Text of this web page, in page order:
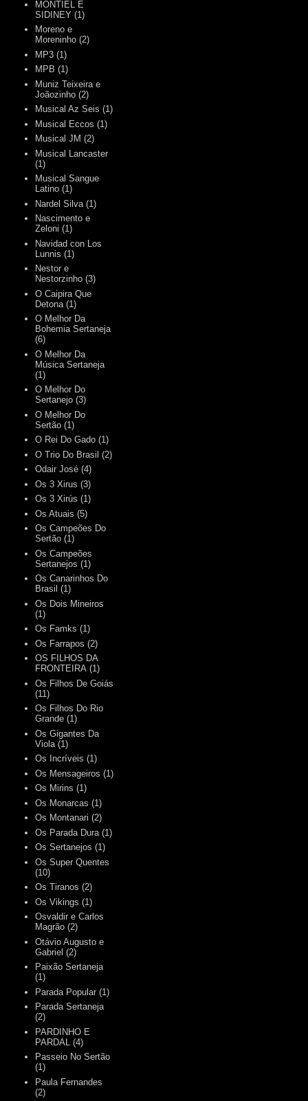
MONTIEL E
SIDINEY (1)
Moreno e
Moreninho (2)
MP3 (1)
MPB (1)
Muniz Teixeira e
Joãozinho (2)
Musical Az Seis (1)
Musical Eccos (1)
Musical JM (2)
Musical Lancaster
(1)
Musical Sangue
Latino (1)
Nardel Silva (1)
Nascimento e
Zeloni (1)
Navidad con Los
Lunnis (1)
Nestor e
Nestorzinho (3)
O Caipira Que
Detona (1)
O Melhor Da
Bohemia Sertaneja
(6)
O Melhor Da
Música Sertaneja
(1)
O Melhor Do
Sertanejo (3)
O Melhor Do
Sertão (1)
O Rei Do Gado (1)
O Trio Do Brasil (2)
Odair José (4)
Os 3 Xirus (3)
Os 3 Xirús (1)
Os Atuais (5)
Os Campeões Do
Sertão (1)
Os Campeões
Sertanejos (1)
Os Canarinhos Do
Brasil (1)
Os Dois Mineiros
(1)
Os Famks (1)
Os Farrapos (2)
OS FILHOS DA
FRONTEIRA (1)
Os Filhos De Goiás
(11)
Os Filhos Do Rio
Grande (1)
Os Gigantes Da
Viola (1)
Os Incríveis (1)
Os Mensageiros (1)
Os Mirins (1)
Os Monarcas (1)
Os Montanari (2)
Os Parada Dura (1)
Os Sertanejos (1)
Os Super Quentes
(10)
Os Tiranos (2)
Os Vikings (1)
Osvaldir e Carlos
Magrão (2)
Otávio Augusto e
Gabriel (2)
Paixão Sertaneja
(1)
Parada Popular (1)
Parada Sertaneja
(2)
PARDINHO E
PARDAL
(4)
Passeio No Sertão
(1)
Paula Fernandes
(2)